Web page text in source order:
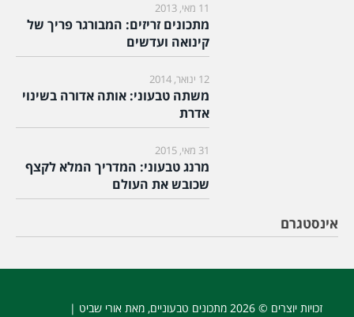
11 מאי, 2013
מתכונים זריזים: המבורגר פריך של
קינואה ועדשים
12 ינואר, 2014
משתה טבעוני: אותה אדורה בשינוי
אדרת
31 מאי, 2015
מרנג טבעוני: המדריך המלא לקצף
שכובש את העולם
אינסטגרם
זכויות יוצרים © 2026 מתכונים טבעוניים, מאת אורי שביט |